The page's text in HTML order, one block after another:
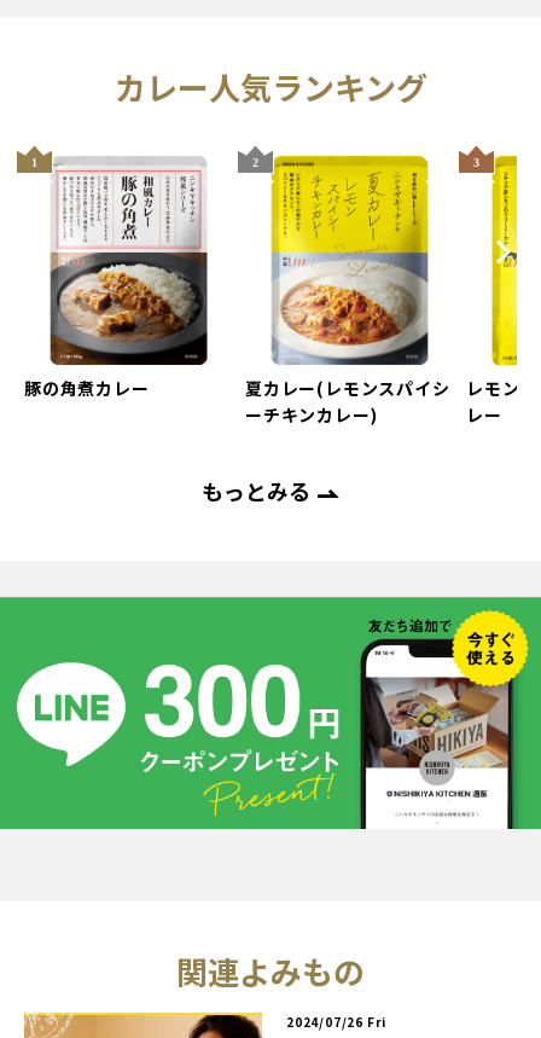
人気ランキング
豚の角煮カレー
夏カレー(レモンスパイシ
ーチキンカレー)
レモン
レー
もっとみる
関連よみもの
2024/07/26 Fri